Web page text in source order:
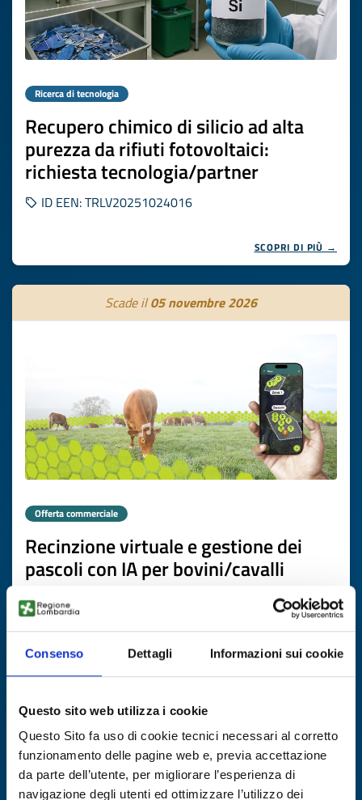
Consenso Dettagli Informazioni sui cookie
Questo sito web utilizza i cookie
Questo Sito fa uso di cookie tecnici necessari al corretto
funzionamento delle pagine web e, previa accettazione
da parte dell’utente, per migliorare l’esperienza di
navigazione degli utenti ed ottimizzare l’utilizzo dei
Ricerca di tecnologia
Recupero chimico di silicio ad alta
purezza da rifiuti fotovoltaici:
richiesta tecnologia/partner
ID EEN: TRLV20251024016
SCOPRI DI PIÙ →
Scade il05 novembre 2026
Offerta commerciale
Recinzione virtuale e gestione dei
pascoli con IA per bovini/cavalli
ID EEN: BOES20251027015